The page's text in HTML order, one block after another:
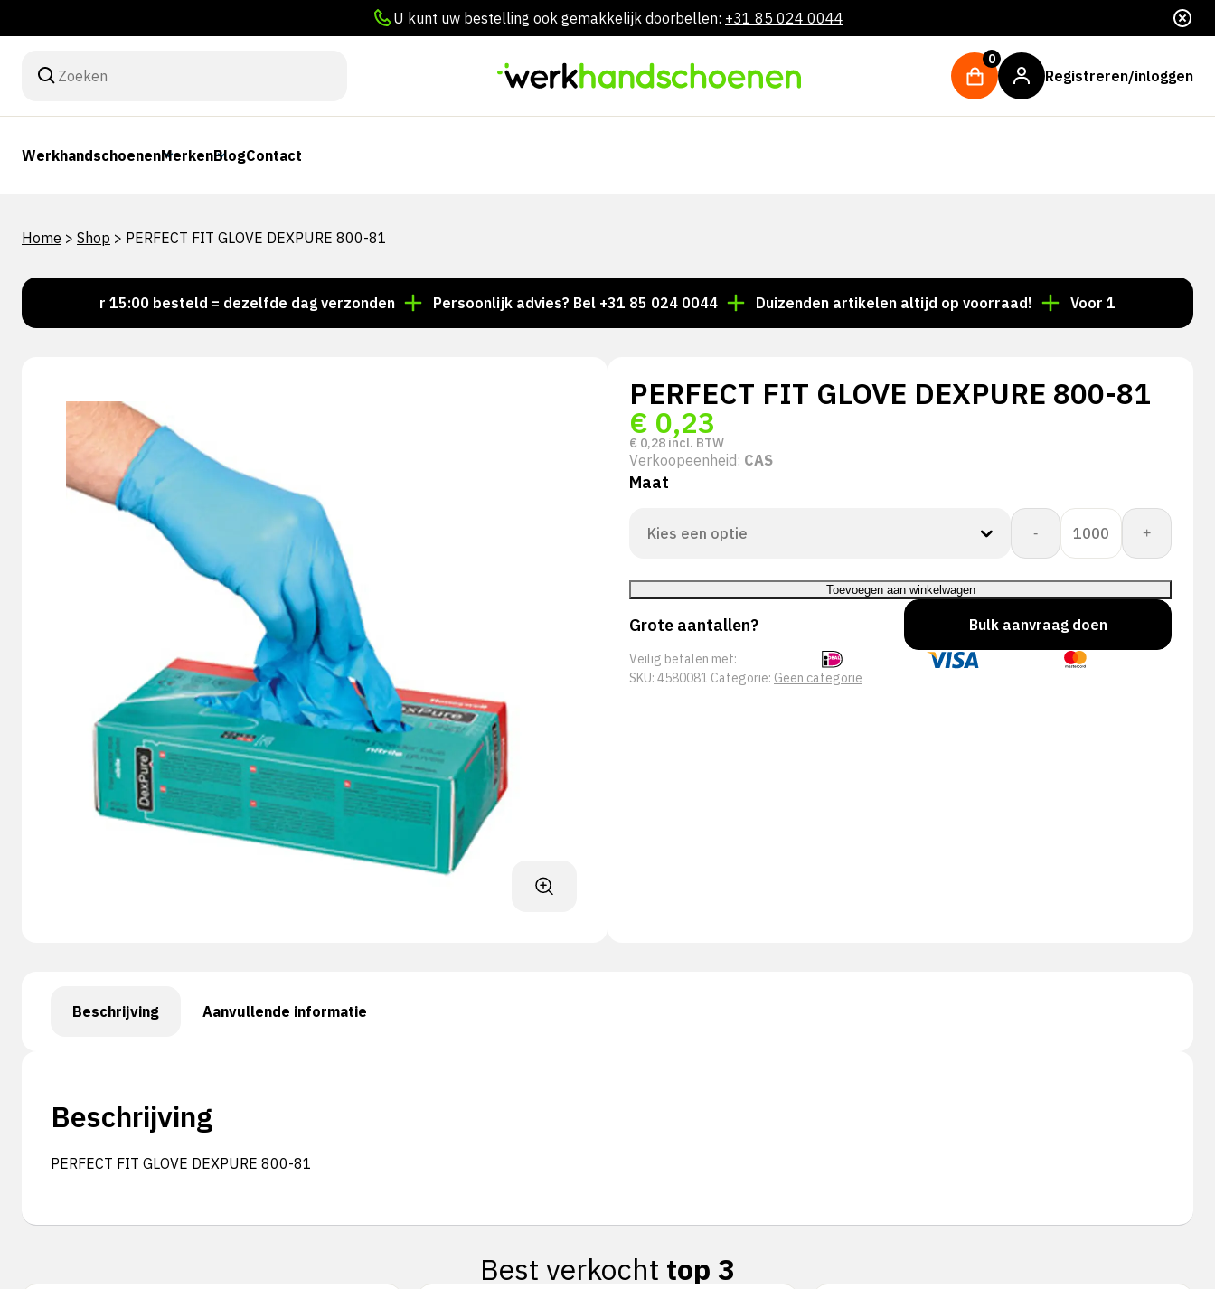
U kunt uw bestelling ook gemakkelijk doorbellen: +31 85 024 0044
0
Registreren/inloggen
WerkhandschoenenMerkenBlogContact
Home > Shop > PERFECT FIT GLOVE DEXPURE 800-81
Voor 15:00 besteld = dezelfde dag verzonden Persoonlijk advies? Bel +31 85 024 0044 Duizenden artikelen altijd op voorraad! Voor 15:00 besteld =
PERFECT FIT GLOVE DEXPURE 800-81
€ 0,23
€ 0,28 incl. BTW
Verkoopeenheid: CAS
Maat
-
PERFECT
GLOVE
DEXPURE
800-
81
aantal
+
Toevoegen aan winkelwagen
Grote aantallen? Bulk aanvraag doen
Veilig betalen met:
SKU: 4580081 Categorie: Geen categorie
Beschrijving Aanvullende informatie
Beschrijving
PERFECT FIT GLOVE DEXPURE 800-81
Best verkocht top 3